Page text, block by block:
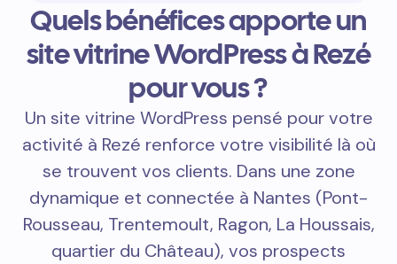
Quels bénéfices apporte un
site vitrine WordPress à Rezé
pour vous ?
Un site vitrine WordPress pensé pour votre
activité à Rezé renforce votre visibilité là où
se trouvent vos clients. Dans une zone
dynamique et connectée à Nantes (Pont-
Rousseau, Trentemoult, Ragon, La Houssais,
quartier du Château), vos prospects